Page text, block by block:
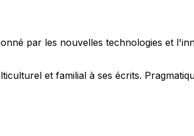
par les nouvelles technologies et
et familial à ses écrits.